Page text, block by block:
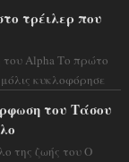
τρέιλερ που
Alpha Το πρώτο
κυκλοφόρησε
του Τάσου
της ζωής του Ο